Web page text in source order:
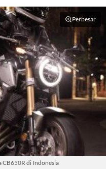
Perbesar
CB650R di Indonesia